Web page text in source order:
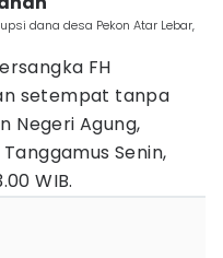
dana desa Pekon Atar Lebar,
FH
setempat tanpa
Negeri Agung,
Senin,
WIB.